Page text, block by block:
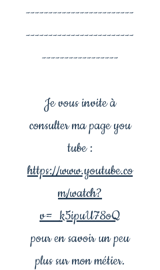
------------------------
------------------------
-----------------
Je vous invite à
consulter ma page you
tube :
https://www.youtube.co
m/watch?
v=_k5ipuU78oQ
pour en savoir un peu
plus sur mon métier.